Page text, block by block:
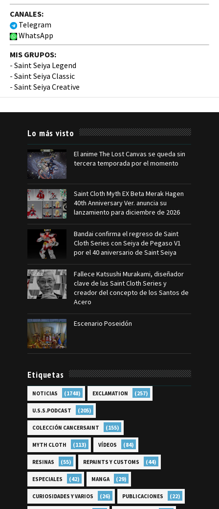
CANALES:
Telegram
WhatsApp
MIS GRUPOS:
- Saint Seiya Legend
- Saint Seiya Classic
- Saint Seiya Creative
Lo más visto
El anime The Lost Canvas se queda sin
tercera temporada por el momento
Saint Cloth Myth EX Beta Merak Hagen
40th Anniversary Ver. anuncia su
lanzamiento para diciembre de 2026
Bandai confirma el regreso de Saint
Cloth Series con Seiya de Pegaso V1
por el 40 aniversario de Saint Seiya
Fallece Katsushi Murakami, diseñador
clave de las Saint Cloth Series y
creador del concepto de los Santos de
Acero
Escenario Poseidón
Etiquetas
NOTICIAS (1748) EXCLAMATION (257)
U.S.S.PODCAST (205)
COLECCIÓN CANCERSAINT (155)
MYTH CLOTH (113) VÍDEOS (84)
RESINAS (55) REPAINTS Y CUSTOMS (44)
ESPECIALES (42) MANGA (29)
CURIOSIDADES Y VARIOS (26) PUBLICACIONES (22)